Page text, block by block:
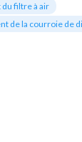
filtre à air
de la courroie de